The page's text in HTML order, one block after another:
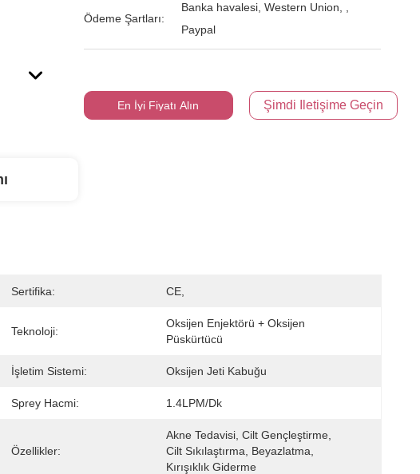
Ödeme Şartları:
Banka havalesi, Western Union, ,
Paypal
En İyi Fiyatı Alın Şimdi Iletişime Geçin
Sertifika: CE,
Teknoloji:
Oksijen Enjektörü + Oksijen
Püskürtücü
İşletim Sistemi: Oksijen Jeti Kabuğu
Sprey Hacmi: 1.4LPM/dk
Özellikler:
Akne Tedavisi, Cilt Gençleştirme,
Cilt Sıkılaştırma, Beyazlatma,
Kırışıklık Giderme